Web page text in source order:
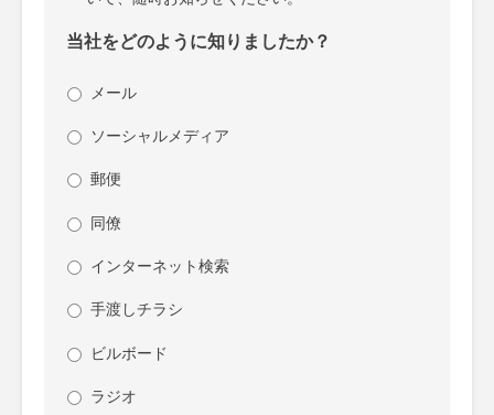
当社をどのように知りましたか？
メール
ソーシャルメディア
郵便
同僚
インターネット検索
手渡しチラシ
ビルボード
ラジオ